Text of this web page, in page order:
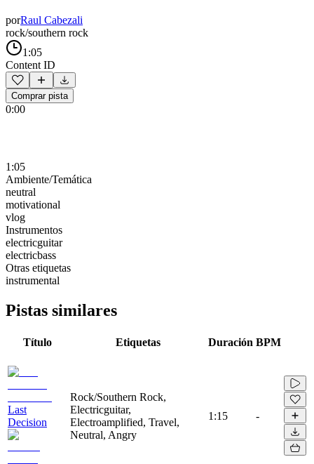
porRaul Cabezali
rock/southern rock
1:05
Content ID
Comprar pista
0:00
1:05
Ambiente/Temática
neutral
motivational
vlog
Instrumentos
electricguitar
electricbass
Otras etiquetas
instrumental
Pistas similares
Título Etiquetas Duración BPM
Last
Decision
Rock/Southern Rock,
Electricguitar,
Electroamplified, Travel,
Neutral, Angry
1:15 -